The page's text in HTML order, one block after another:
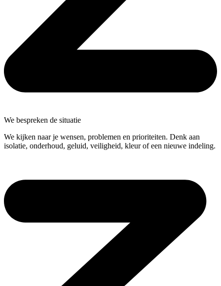
We bespreken de situatie
We kijken naar je wensen, problemen en prioriteiten. Denk aan
isolatie, onderhoud, geluid, veiligheid, kleur of een nieuwe indeling.